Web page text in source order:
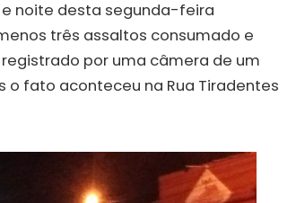
noite desta segunda-feira
três assaltos consumado e
por uma câmera de um
fato aconteceu na Rua Tiradentes